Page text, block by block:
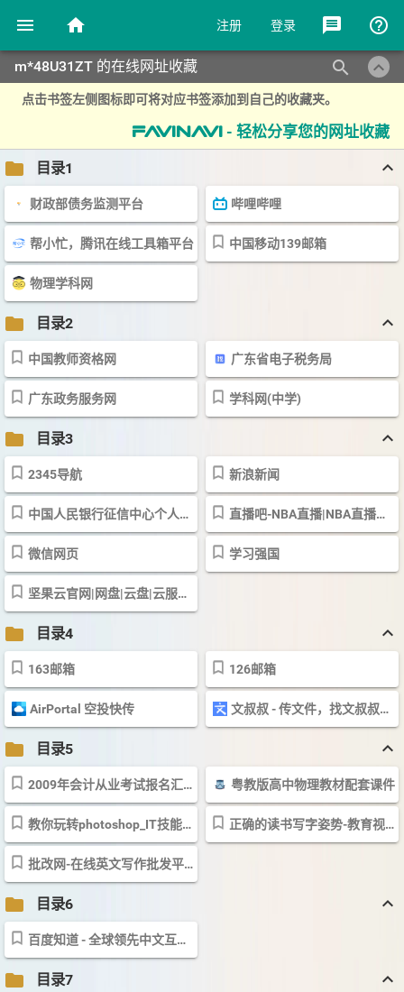
menu home 注册 登录 message help_outline
m*48U31ZT 的在线网址收藏 keyboard_arrow_up
search
点击书签左侧图标即可将对应书签添加到自己的收藏夹。
favinavi - 轻松分享您的网址收藏
folder 目录1 keyboard_arrow_up
财政部债务监测平台 哔哩哔哩
帮小忙，腾讯在线工具箱平台 中国移动139邮箱
物理学科网
folder 目录2 keyboard_arrow_up
中国教师资格网 广东省电子税务局
广东政务服务网 学科网(中学)
folder 目录3 keyboard_arrow_up
2345导航 新浪新闻
中国人民银行征信中心个人信用信息服务平台 直播吧-NBA直播|NBA直播吧|足球直播|英超直播|CCTV5在线直播|CBA直播|体育直播
微信网页 学习强国
坚果云官网|网盘|云盘|云服务|团队协作软件|同步盘
folder 目录4 keyboard_arrow_up
163邮箱 126邮箱
AirPortal 空投快传 文叔叔 - 传文件，找文叔叔（永不限速）
folder 目录5 keyboard_arrow_up
2009年会计从业考试报名汇总（新添：福建） 粤教版高中物理教材配套课件
教你玩转photoshop_IT技能_培训_腾讯精品课 正确的读书写字姿势-教育视频-爱奇艺
批改网-在线英文写作批发平台
folder 目录6 keyboard_arrow_up
百度知道 - 全球领先中文互动问答平台
folder 目录7 keyboard_arrow_up